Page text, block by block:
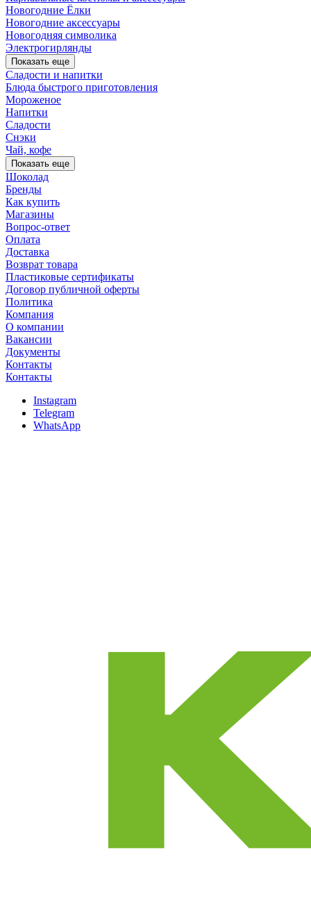
Новогодние Ёлки
Новогодние аксессуары
Новогодняя символика
Электрогирлянды
Показать еще
Сладости и напитки
Блюда быстрого приготовления
Мороженое
Напитки
Сладости
Снэки
Чай, кофе
Показать еще
Шоколад
Бренды
Как купить
Магазины
Вопрос-ответ
Оплата
Доставка
Возврат товара
Пластиковые сертификаты
Договор публичной оферты
Политика
Компания
О компании
Вакансии
Документы
Контакты
Контакты
Instagram
Telegram
WhatsApp